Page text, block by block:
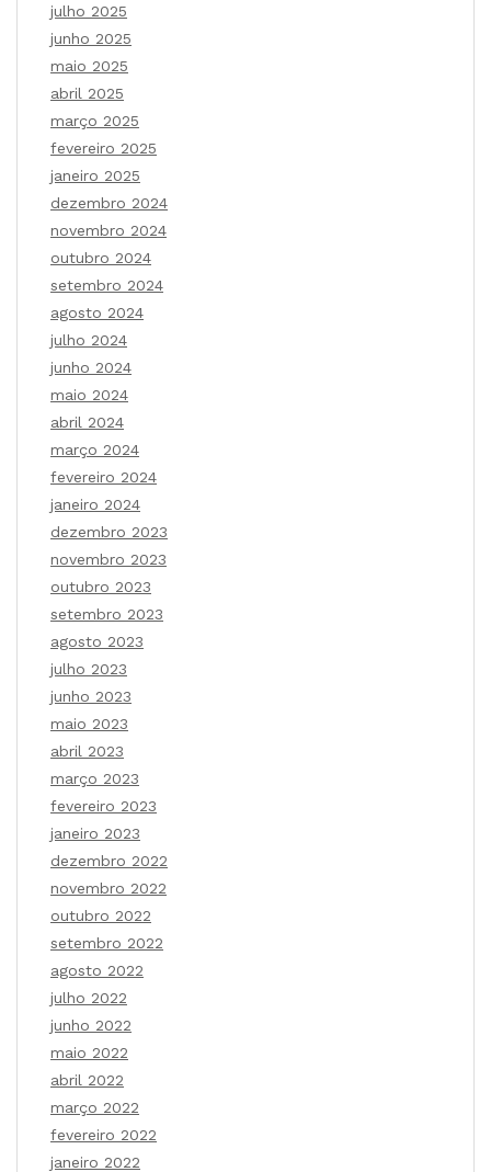
julho 2025
junho 2025
maio 2025
abril 2025
março 2025
fevereiro 2025
janeiro 2025
dezembro 2024
novembro 2024
outubro 2024
setembro 2024
agosto 2024
julho 2024
junho 2024
maio 2024
abril 2024
março 2024
fevereiro 2024
janeiro 2024
dezembro 2023
novembro 2023
outubro 2023
setembro 2023
agosto 2023
julho 2023
junho 2023
maio 2023
abril 2023
março 2023
fevereiro 2023
janeiro 2023
dezembro 2022
novembro 2022
outubro 2022
setembro 2022
agosto 2022
julho 2022
junho 2022
maio 2022
abril 2022
março 2022
fevereiro 2022
janeiro 2022